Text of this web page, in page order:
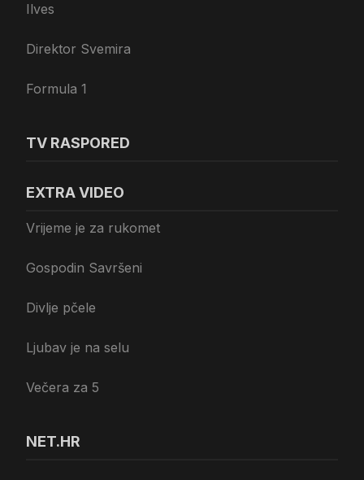
Ilves
Direktor Svemira
Formula 1
TV RASPORED
EXTRA VIDEO
Vrijeme je za rukomet
Gospodin Savršeni
Divlje pčele
Ljubav je na selu
Večera za 5
NET.HR